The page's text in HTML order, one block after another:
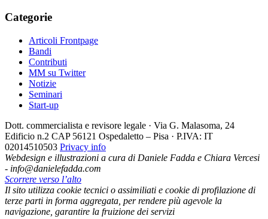
Categorie
Articoli Frontpage
Bandi
Contributi
MM su Twitter
Notizie
Seminari
Start-up
Dott. commercialista e revisore legale · Via G. Malasoma, 24
Edificio n.2 CAP 56121 Ospedaletto – Pisa · P.IVA: IT
02014510503 Privacy info
Webdesign e illustrazioni a cura di Daniele Fadda e Chiara Vercesi
- info@danielefadda.com
Scorrere verso l’alto
Il sito utilizza cookie tecnici o assimiliati e cookie di profilazione di
terze parti in forma aggregata, per rendere più agevole la
navigazione, garantire la fruizione dei servizi